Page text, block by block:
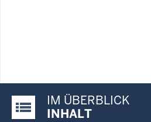
Justiz-Portal im Überblick:
IM ÜBERBLICK
INHALT